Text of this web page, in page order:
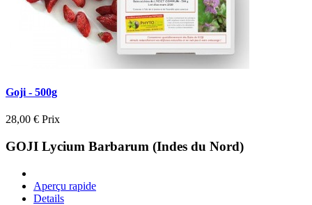
Goji - 500g
28,00 € Prix
GOJI Lycium Barbarum (Indes du Nord)
Aperçu rapide
Details